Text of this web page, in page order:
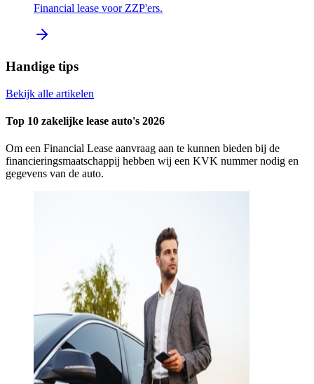
Financial lease voor ZZP'ers.
Handige tips
Bekijk alle artikelen
Top 10 zakelijke lease auto's 2026
Om een Financial Lease aanvraag aan te kunnen bieden bij de
financieringsmaatschappij hebben wij een KVK nummer nodig en
gegevens van de auto.